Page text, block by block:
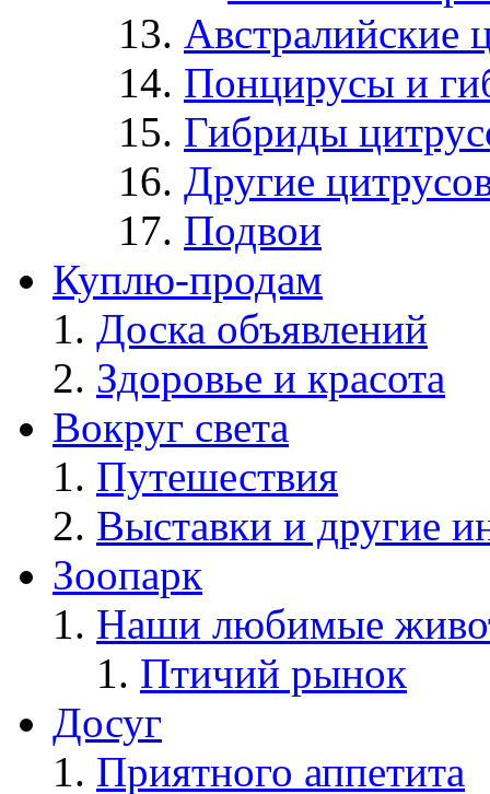
Австралийские
Понцирусы и
Гибриды
Другие
Подвои
Куплю-продам
Доска объявлений
Здоровье и красота
Вокруг света
Путешествия
Выставки и другие
Зоопарк
Наши любимые
Птичий рынок
Досуг
Приятного аппетита